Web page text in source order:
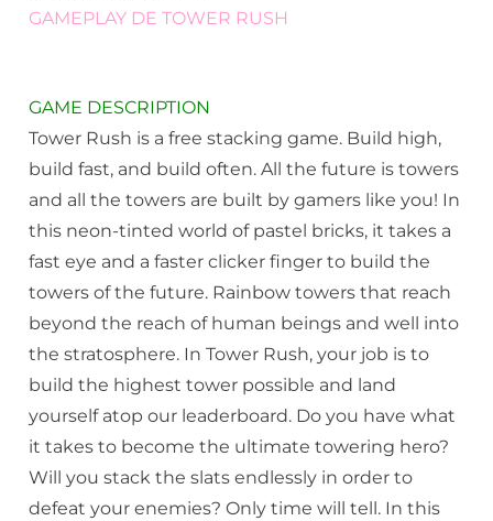
GAMEPLAY DE TOWER RUSH
GAME DESCRIPTION
Tower Rush is a free stacking game. Build high,
build fast, and build often. All the future is towers
and all the towers are built by gamers like you! In
this neon-tinted world of pastel bricks, it takes a
fast eye and a faster clicker finger to build the
towers of the future. Rainbow towers that reach
beyond the reach of human beings and well into
the stratosphere. In Tower Rush, your job is to
build the highest tower possible and land
yourself atop our leaderboard. Do you have what
it takes to become the ultimate towering hero?
Will you stack the slats endlessly in order to
defeat your enemies? Only time will tell. In this